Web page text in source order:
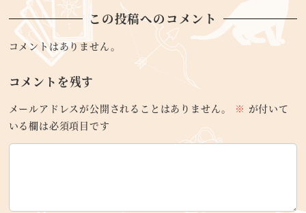
この投稿へのコメント
コメントはありません。
コメントを残す
メールアドレスが公開されることはありません。 ※ が付いて
いる欄は必須項目です